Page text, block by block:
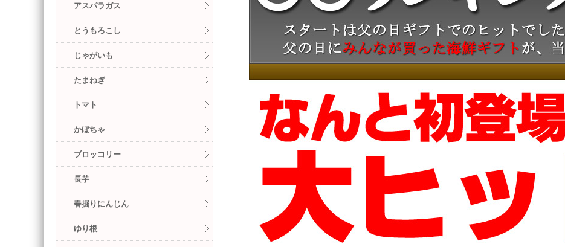
アスパラガス
とうもろこし
じゃがいも
たまねぎ
トマト
かぼちゃ
ブロッコリー
長芋
春掘りにんじん
ゆり根